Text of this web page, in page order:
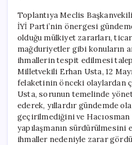
Toplantıya Meclis
İYİ Parti’nin önergesi
olduğu mülkiyet zararları,
mağduriyetler gibi konuların
ihmallerin tespit edilmesi
Milletvekili Erhan Usta, 12
felaketinin önceki olaylardan
Usta, sorunun temelinde
ederek, yıllardır gündemde
geçirilmediğini ve
yapılaşmanın sürdürülmesini
ihmaller nedeniyle zarar